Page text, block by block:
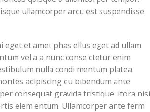
ullamcorper arcu est suspendisse
eget et amet phas ellus eget ad ullam
vel a a nunc conse ctetur enim
nulla condi mentum platea
adipiscing eu bibendum ante
consequat gravida tristique litora nisi
elem entum. Ullamcorper ante ferm